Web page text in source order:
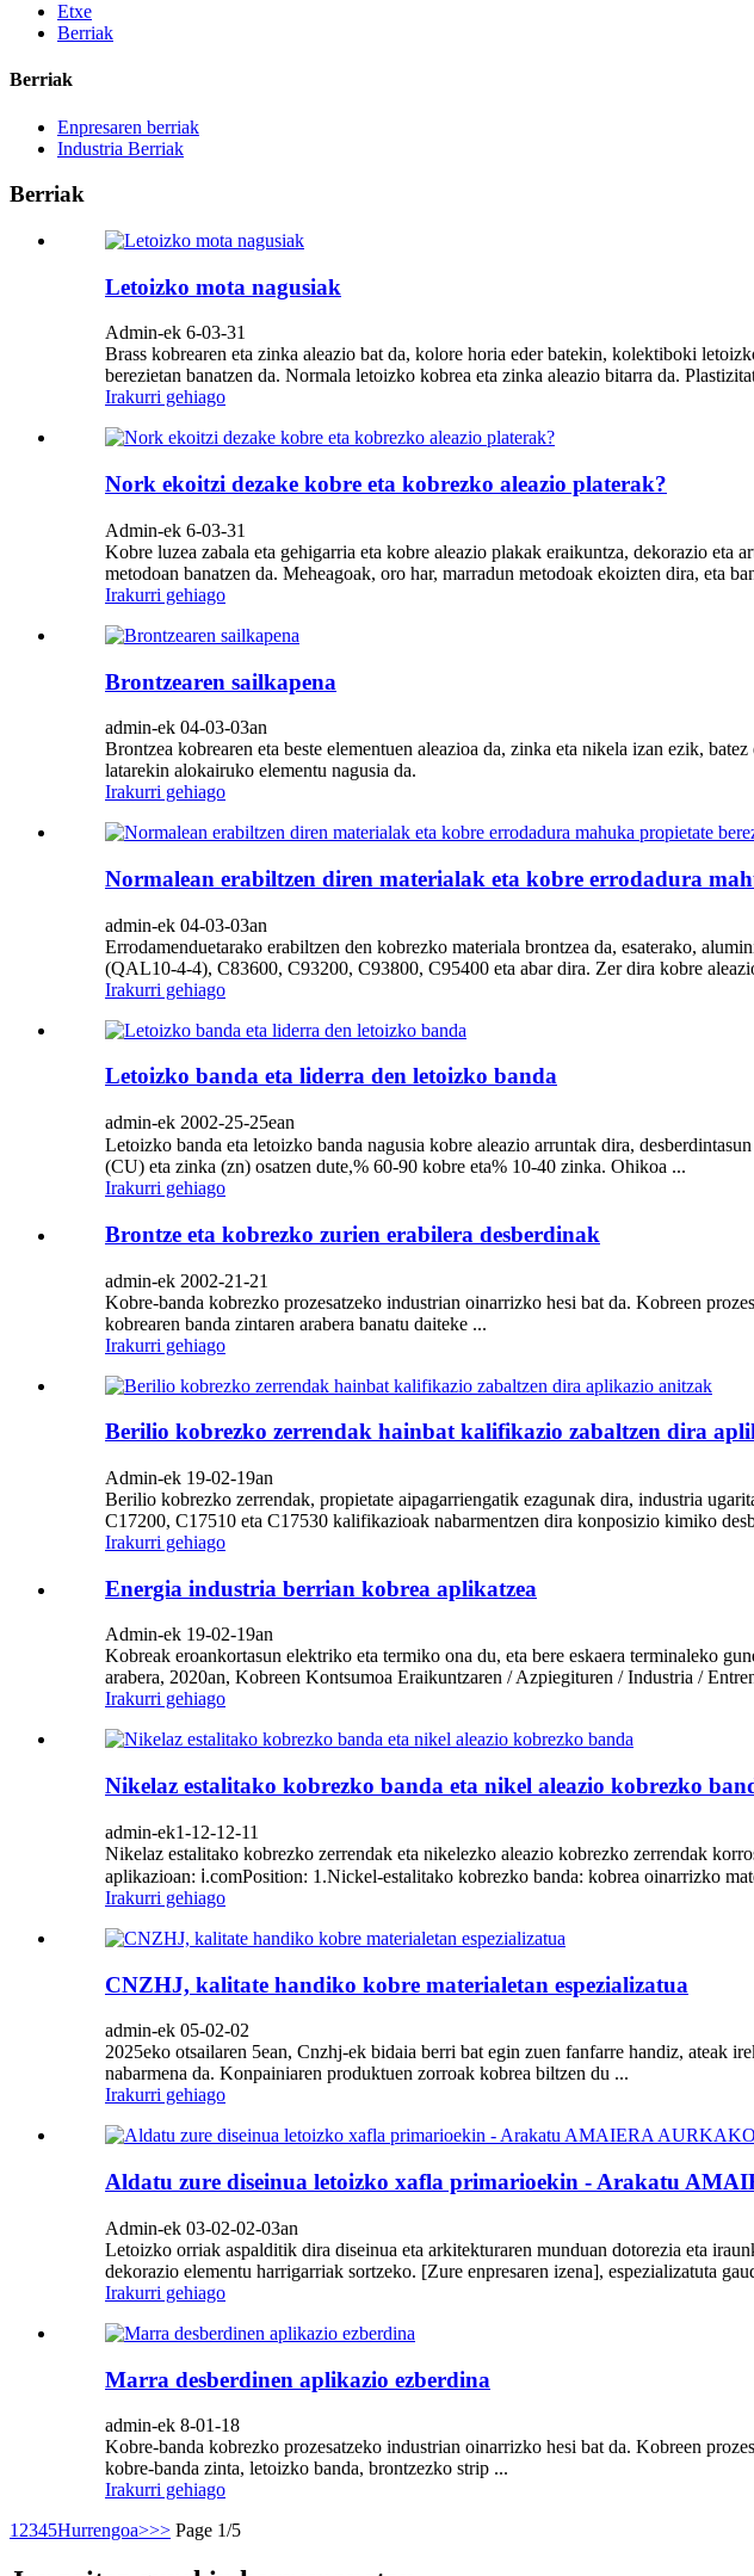
Etxe
Berriak
Berriak
Enpresaren berriak
Industria Berriak
Berriak
Letoizko mota nagusiak
Admin-ek 6-03-31
Brass kobrearen eta zinka aleazio bat da, kolore horia eder batekin, kolektiboki
berezietan banatzen da. Normala letoizko kobrea eta zinka aleazio bitarra da.
Irakurri gehiago
Nork ekoitzi dezake kobre eta kobrezko aleazio platerak?
Admin-ek 6-03-31
Kobre luzea zabala eta gehigarria eta kobre aleazio plakak eraikuntza, dekorazio eta
metodoan banatzen da. Meheagoak, oro har, marradun metodoak ekoizten dira, eta
Irakurri gehiago
Brontzearen sailkapena
admin-ek 04-03-03an
Brontzea kobrearen eta beste elementuen aleazioa da, zinka eta nikela izan ezik,
latarekin alokairuko elementu nagusia da.
Irakurri gehiago
Normalean erabiltzen diren materialak eta kobre errodadura
admin-ek 04-03-03an
Errodamenduetarako erabiltzen den kobrezko materiala brontzea da, esaterako,
(QAL10-4-4), C83600, C93200, C93800, C95400 eta abar dira. Zer dira kobre
Irakurri gehiago
Letoizko banda eta liderra den letoizko banda
admin-ek 2002-25-25ean
Letoizko banda eta letoizko banda nagusia kobre aleazio arruntak dira,
(CU) eta zinka (zn) osatzen dute,% 60-90 kobre eta% 10-40 zinka. Ohikoa ...
Irakurri gehiago
Brontze eta kobrezko zurien erabilera desberdinak
admin-ek 2002-21-21
Kobre-banda kobrezko prozesatzeko industrian oinarrizko hesi bat da. Kobreen
kobrearen banda zintaren arabera banatu daiteke ...
Irakurri gehiago
Berilio kobrezko zerrendak hainbat kalifikazio zabaltzen dira
Admin-ek 19-02-19an
Berilio kobrezko zerrendak, propietate aipagarriengatik ezagunak dira, industria
C17200, C17510 eta C17530 kalifikazioak nabarmentzen dira konposizio kimiko
Irakurri gehiago
Energia industria berrian kobrea aplikatzea
Admin-ek 19-02-19an
Kobreak eroankortasun elektriko eta termiko ona du, eta bere eskaera terminaleko
arabera, 2020an, Kobreen Kontsumoa Eraikuntzaren / Azpiegituren / Industria /
Irakurri gehiago
Nikelaz estalitako kobrezko banda eta nikel aleazio kobrezko
admin-ek1-12-12-11
Nikelaz estalitako kobrezko zerrendak eta nikelezko aleazio kobrezko zerrendak
aplikazioan: ⅰ.comPosition: 1.Nickel-estalitako kobrezko banda: kobrea oinarrizko
Irakurri gehiago
CNZHJ, kalitate handiko kobre materialetan espezializatua
admin-ek 05-02-02
2025eko otsailaren 5ean, Cnzhj-ek bidaia berri bat egin zuen fanfarre handiz, ateak
nabarmena da. Konpainiaren produktuen zorroak kobrea biltzen du ...
Irakurri gehiago
Aldatu zure diseinua letoizko xafla primarioekin - Arakatu
Admin-ek 03-02-02-03an
Letoizko orriak aspalditik dira diseinua eta arkitekturaren munduan dotorezia eta
dekorazio elementu harrigarriak sortzeko. [Zure enpresaren izena], espezializatuta
Irakurri gehiago
Marra desberdinen aplikazio ezberdina
admin-ek 8-01-18
Kobre-banda kobrezko prozesatzeko industrian oinarrizko hesi bat da. Kobreen
kobre-banda zinta, letoizko banda, brontzezko strip ...
Irakurri gehiago
1 2345Hurrengoa>>> Page 1/5